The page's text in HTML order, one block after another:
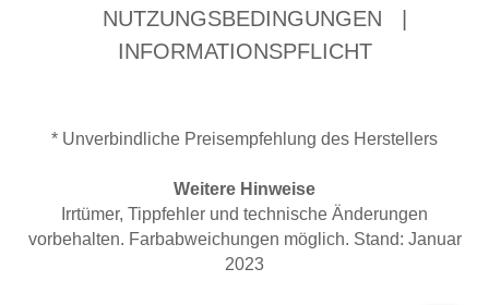
NUTZUNGSBEDINGUNGEN
INFORMATIONSPFLICHT
* Unverbindliche Preisempfehlung des Herstellers
Weitere Hinweise
Irrtümer, Tippfehler und technische Änderungen
vorbehalten. Farbabweichungen möglich. Stand: Januar
2023